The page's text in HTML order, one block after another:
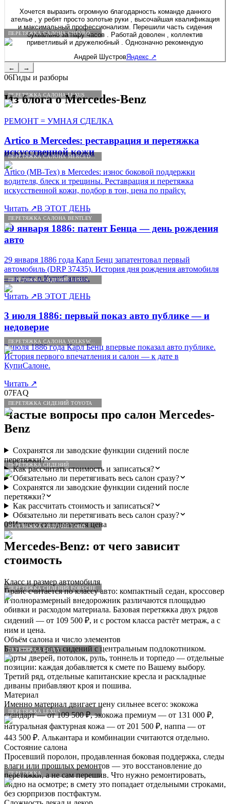
ПЕРЕТЯЖКА САЛОНА CHEVROLET
ПЕРЕТЯЖКА САЛОНА LEXUS
ПЕРЕТЯЖКА САЛОНА MERCEDES-BENZ
ПЕРЕТЯЖКА САЛОНА BENTLEY
ПЕРЕТЯЖКА СИДЕНИЙ LEXUS
ПЕРЕТЯЖКА САЛОНА VOLKSWAGEN
ПЕРЕТЯЖКА СИДЕНИЙ TOYOTA
ПЕРЕТЯЖКА СИДЕНИЙ
ПЕРЕТЯЖКА СИДЕНИЙ FORD
ПЕРЕТЯЖКА СИДЕНИЙ PORSCHE
ПЕРЕТЯЖКА GEELY
ПЕРЕТЯЖКА LEXUS
ПЕРЕТЯЖКА
Хочется выразить огромную благодарность команде данного
ателье , у ребят просто золотые руки , высочайшая квалификация
и максимальный профессионализм. Перешили часть сидения
буквально за пару часов . Работай доволен , коллектив
приветливый и дружелюбный . Однозначно рекомендую
Андрей ШустровЯндекс ↗
←
→
06Гиды и разборы
Из блога оMercedes-Benz
РЕМОНТ = УМНАЯ СДЕЛКА
Artico в Mercedes: реставрация и перетяжка
искусственной кожи
Artico (MB-Tex) в Mercedes: износ боковой поддержки
водителя, блеск и трещины. Реставрация и перетяжка
искусственной кожи, подбор в тон, цена по прайсу.
Читать ↗В ЭТОТ ДЕНЬ
29 января 1886: патент Бенца — день рождения
авто
29 января 1886 года Карл Бенц запатентовал первый
автомобиль (DRP 37435). История дня рождения автомобиля
— к дате в КупиСалоне.
Читать ↗В ЭТОТ ДЕНЬ
3 июля 1886: первый показ авто публике — и
недоверие
3 июля 1886 года Карл Бенц впервые показал авто публике.
История первого впечатления и салон — к дате в
КупиСалоне.
Читать ↗
07FAQ
Частые вопросы про салон Mercedes-
Benz
Сохранятся ли заводские функции сидений после
перетяжки?
Как рассчитать стоимость и записаться?
Обязательно ли перетягивать весь салон сразу?
Сохранятся ли заводские функции сидений после
перетяжки?
Как рассчитать стоимость и записаться?
Обязательно ли перетягивать весь салон сразу?
08Из чего складывается цена
Mercedes-Benz: от чего зависит
стоимость
Класс и размер автомобиля
Прайс считается по классу авто: компактный седан, кроссовер
и полноразмерный внедорожник различаются площадью
обивки и расходом материала. Базовая перетяжка двух рядов
сидений — от 109 500 ₽, и с ростом класса растёт метраж, а с
ним и цена.
Объём салона и число элементов
База — два ряда сидений с центральным подлокотником.
Карты дверей, потолок, руль, тоннель и торпедо — отдельные
позиции: каждая добавляется к смете по Вашему выбору.
Третий ряд, отдельные капитанские кресла и раскладные
диваны прибавляют кроя и пошива.
Материал
Именно материал двигает цену сильнее всего: экокожа
стандарт — от 109 500 ₽, экокожа премиум — от 131 000 ₽,
натуральная фактурная кожа — от 201 500 ₽, наппа — от
443 500 ₽. Алькантара и комбинации считаются отдельно.
Состояние салона
Просевший поролон, продавленная боковая поддержка, следы
влаги или прошлых ремонтов — это восстановление до
перетяжки, а не сам перешив. Что нужно ремонтировать,
видно на осмотре; в смету это попадает отдельными строками,
без сюрпризов постфактум.